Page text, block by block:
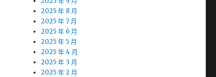
2025 年 8 月
2025 年 7 月
2025 年 6 月
2025 年 5 月
2025 年 4 月
2025 年 3 月
2025 年 2 月